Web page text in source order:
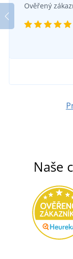
Ověřený
Naše